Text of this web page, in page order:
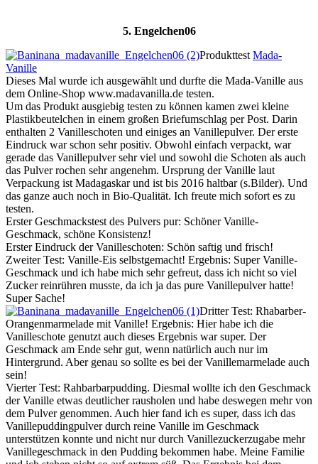
5. Engelchen06
Produkttest Mada-
Vanille
Dieses Mal wurde ich ausgewählt und durfte die Mada-Vanille aus
dem Online-Shop www.madavanilla.de testen.
Um das Produkt ausgiebig testen zu können kamen zwei kleine
Plastikbeutelchen in einem großen Briefumschlag per Post. Darin
enthalten 2 Vanilleschoten und einiges an Vanillepulver. Der erste
Eindruck war schon sehr positiv. Obwohl einfach verpackt, war
gerade das Vanillepulver sehr viel und sowohl die Schoten als auch
das Pulver rochen sehr angenehm. Ursprung der Vanille laut
Verpackung ist Madagaskar und ist bis 2016 haltbar (s.Bilder). Und
das ganze auch noch in Bio-Qualität. Ich freute mich sofort es zu
testen.
Erster Geschmackstest des Pulvers pur: Schöner Vanille-
Geschmack, schöne Konsistenz!
Erster Eindruck der Vanilleschoten: Schön saftig und frisch!
Zweiter Test: Vanille-Eis selbstgemacht! Ergebnis: Super Vanille-
Geschmack und ich habe mich sehr gefreut, dass ich nicht so viel
Zucker reinrühren musste, da ich ja das pure Vanillepulver hatte!
Super Sache!
Dritter Test: Rhabarber-
Orangenmarmelade mit Vanille! Ergebnis: Hier habe ich die
Vanilleschote genutzt auch dieses Ergebnis war super. Der
Geschmack am Ende sehr gut, wenn natürlich auch nur im
Hintergrund. Aber genau so sollte es bei der Vanillemarmelade auch
sein!
Vierter Test: Rahbarbarpudding. Diesmal wollte ich den Geschmack
der Vanille etwas deutlicher rausholen und habe deswegen mehr von
dem Pulver genommen. Auch hier fand ich es super, dass ich das
Vanillepuddingpulver durch reine Vanille im Geschmack
unterstützen konnte und nicht nur durch Vanillezuckerzugabe mehr
Vanillegeschmack in den Pudding bekommen habe. Meine Familie